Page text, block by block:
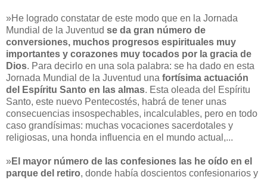
»He logrado constatar de este modo que en la Jornada
Mundial de la Juventud se da gran número de
conversiones, muchos progresos espirituales muy
importantes y corazones muy tocados por la gracia de
Dios. Para decirlo en una sola palabra: se ha dado en esta
Jornada Mundial de la Juventud una fortísima actuación
del Espíritu Santo en las almas. Esta oleada del Espíritu
Santo, este nuevo Pentecostés, habrá de tener unas
consecuencias insospechables, incalculables, pero en todo
caso grandísimas: muchas vocaciones sacerdotales y
religiosas, una honda influencia en el mundo actual,...
»El mayor número de las confesiones las he oído en el
parque del retiro, donde había doscientos confesionarios y